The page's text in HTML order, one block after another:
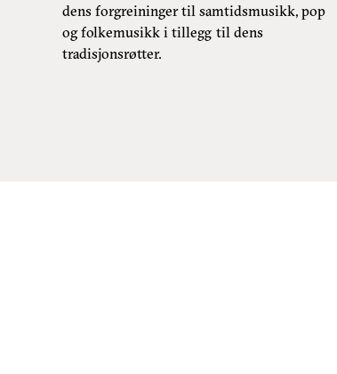
dens forgreininger til samtidsmusikk, pop
og folkemusikk i tillegg til dens
tradisjonsrøtter.